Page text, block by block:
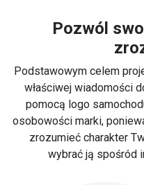
Pozwól
Podstawowym celem
właściwej wiadomości
pomocą logo
osobowości marki,
zrozumieć charakter
wybrać ją spośród